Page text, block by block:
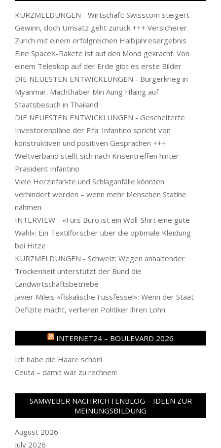
KURZMELDUNGEN - Wirtschaft: Swisscom steigert
Gewinn, doch Umsatz geht zurück +++ Versicherer
Zurich mit einem erfolgreichen Halbjahresergebnis
Eine SpaceX-Rakete ist auf den Mond gekracht. Von
einem Teleskop auf der Erde gibt es erste Bilder
DIE NEUESTEN ENTWICKLUNGEN - Bürgerkrieg in
Myanmar: Machthaber Min Aung Hlaing auf
Staatsbesuch in Thailand
DIE NEUESTEN ENTWICKLUNGEN - Gescheiterte
Investorenpläne der Fifa: Infantino spricht von
konstruktiven und positiven Gesprächen +++
Weltverband stellt sich nach Krisentreffen hinter
Präsident Infantino
Viele Herzinfarkte und Schlaganfälle könnten
verhindert werden – wenn mehr Menschen Statine
nähmen
INTERVIEW - «Fürs Büro ist ein Woll-Shirt eine gute
Wahl»: Ein Textilforscher über die optimale Kleidung
bei Hitze
KURZMELDUNGEN - Schweiz: Wegen anhaltender
Trockenheit unterstützt der Bund die
Landwirtschaftsbetriebe
Javier Mileis «fiskalische Fussfessel»: Wenn der Staat
Defizite macht, verlieren Politiker ihren Lohn
INTERNET24 – BOULEVARD 2026
Ich habe die Haare schön!
Ceuta – damit war zu rechnen!
SAMWEBER NACHRICHTENBLOG – IDEEN ZUR
MEINUNGSBILDUNG
August 2026
July 2026